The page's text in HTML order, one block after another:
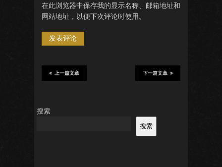
在此浏览器中保存我的显示名称、邮箱地址和
网站地址，以便下次评论时使用。
下一篇文章
上一篇文章
搜索
搜索